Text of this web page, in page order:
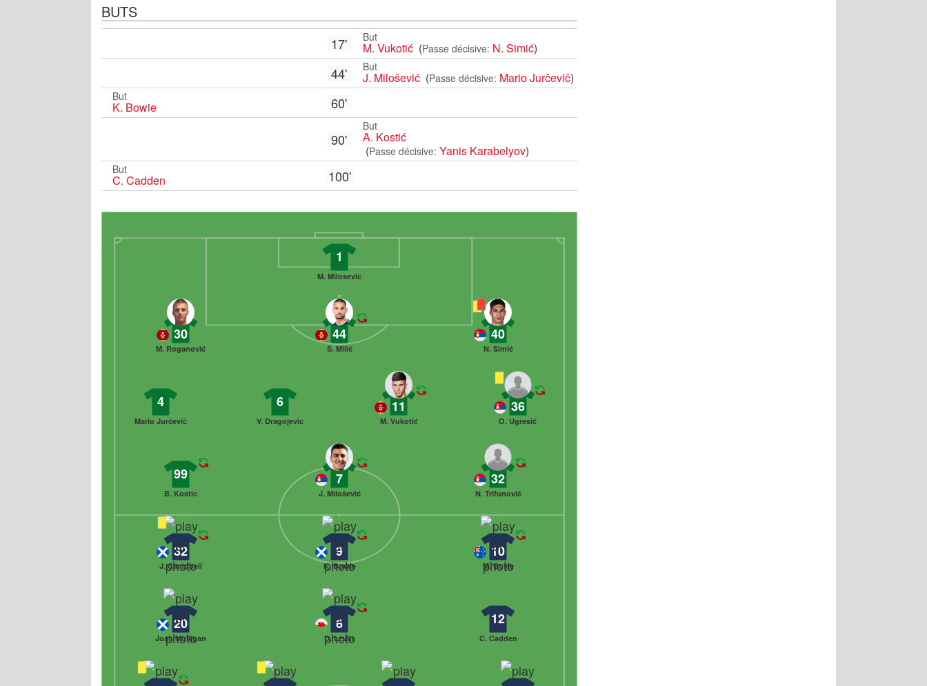
BUTS
17' But
M. Vukotić (Passe décisive: N. Simić)
44' But
J. Milošević (Passe décisive: Mario Jurčevič)
But
K. Bowie 60'
90'
But
A. Kostić
(Passe décisive: Yanis Karabelyov)
But
C. Cadden 100'
1
M. Milosevic
40
N. Simić
44
S. Milić
30
M. Roganović
36
O. Ugresić
11
M. Vukotić
6
V. Dragojevic
4
Mario Jurčevič
32
N. Trifunović
7
J. Milošević
99
B. Kostic
20
Josh Mulligan
6
D. Levitt
12
C. Cadden
32
J. Campbell
9
K. Bowie
10
M. Boyle